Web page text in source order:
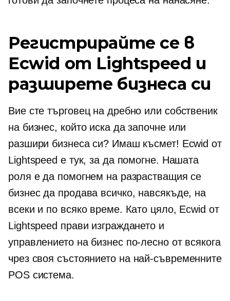
Регистрирайте се в
Ecwid от Lightspeed и
разширете бизнеса си
Вие сте търговец на дребно или собственик
на бизнес, който иска да започне или
разшири бизнеса си? Имаш късмет! Ecwid от
Lightspeed е тук, за да помогне. Нашата
роля е да помогнем на разрастващия се
бизнес да продава всичко, навсякъде, на
всеки и по всяко време. Като цяло, Ecwid от
Lightspeed прави изграждането и
управлението на бизнес по-лесно от всякога
чрез своясъстоянието на най-съвременните
POS система.